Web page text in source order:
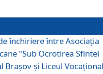
închiriere între Asociația
"Sub Ocrotirea Sfintei
şi Liceul